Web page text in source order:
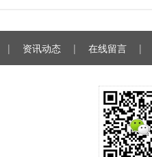
| 资讯动态 | 在线留言 |